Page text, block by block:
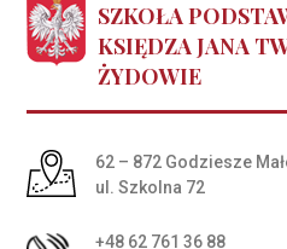
SZKOŁA
KSIĘDZA JANA
ŻYDOWIE
Adres pocztowy:
62 – 872 Godziesze
ul. Szkolna 72
+48 62 761 36 88